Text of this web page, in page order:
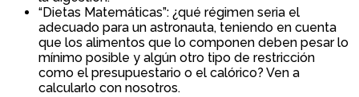
“Dietas Matemáticas”: ¿qué régimen seria el
adecuado para un astronauta, teniendo en cuenta
que los alimentos que lo componen deben pesar lo
mínimo posible y algún otro tipo de restricción
como el presupuestario o el calórico? Ven a
calcularlo con nosotros.